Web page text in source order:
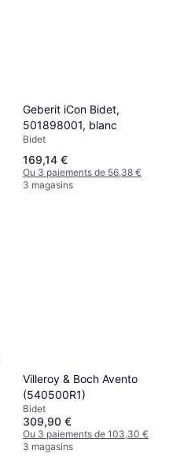
Geberit iCon Bidet,
501898001, blanc
Bidet
169,14 €
Ou 3 paiements de 56,38 €
3 magasins
Villeroy & Boch Avento
(540500R1)
Bidet
309,90 €
Ou 3 paiements de 103,30 €
3 magasins